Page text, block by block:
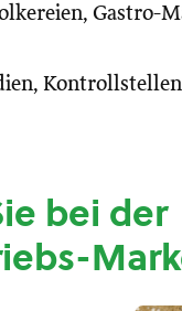
Gastro-
bei der